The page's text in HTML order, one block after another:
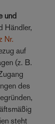
und
Händler,
Nr.
auf
(z. B.
des
steht